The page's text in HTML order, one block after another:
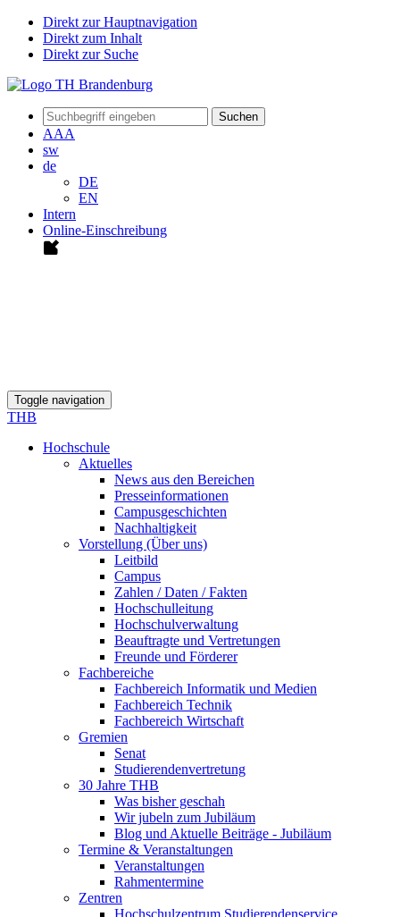
Direkt zur Hauptnavigation
Direkt zum Inhalt
Direkt zur Suche
Suchen
AAA
sw
de
DE
EN
Intern
Online-Einschreibung
Toggle navigation
THB
Hochschule
Aktuelles
News aus den Bereichen
Presseinformationen
Campusgeschichten
Nachhaltigkeit
Vorstellung (Über uns)
Leitbild
Campus
Zahlen / Daten / Fakten
Hochschulleitung
Hochschulverwaltung
Beauftragte und Vertretungen
Freunde und Förderer
Fachbereiche
Fachbereich Informatik und Medien
Fachbereich Technik
Fachbereich Wirtschaft
Gremien
Senat
Studierendenvertretung
30 Jahre THB
Was bisher geschah
Wir jubeln zum Jubiläum
Blog und Aktuelle Beiträge - Jubiläum
Termine & Veranstaltungen
Veranstaltungen
Rahmentermine
Zentren
Hochschulzentrum Studierendenservice